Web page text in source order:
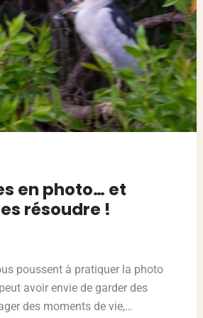
en photo… et
résoudre !
poussent à pratiquer la photo
avoir envie de garder des
des moments de vie,…